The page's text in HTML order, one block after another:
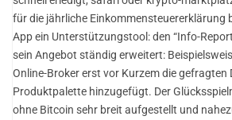
für die jährliche Einkommensteuererklärung
App ein Unterstützungstool: den “Info-
sein Angebot ständig erweitert:
Online-Broker erst vor Kurzem die gefragten
Produktpalette hinzugefügt. Der
ohne Bitcoin sehr breit aufgestellt und